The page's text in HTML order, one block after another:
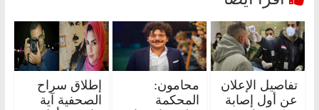
تفاصيل الإعلان
عن أول إصابة
محامون:
المحكمة
إطلاق سراح
الصحفية آية